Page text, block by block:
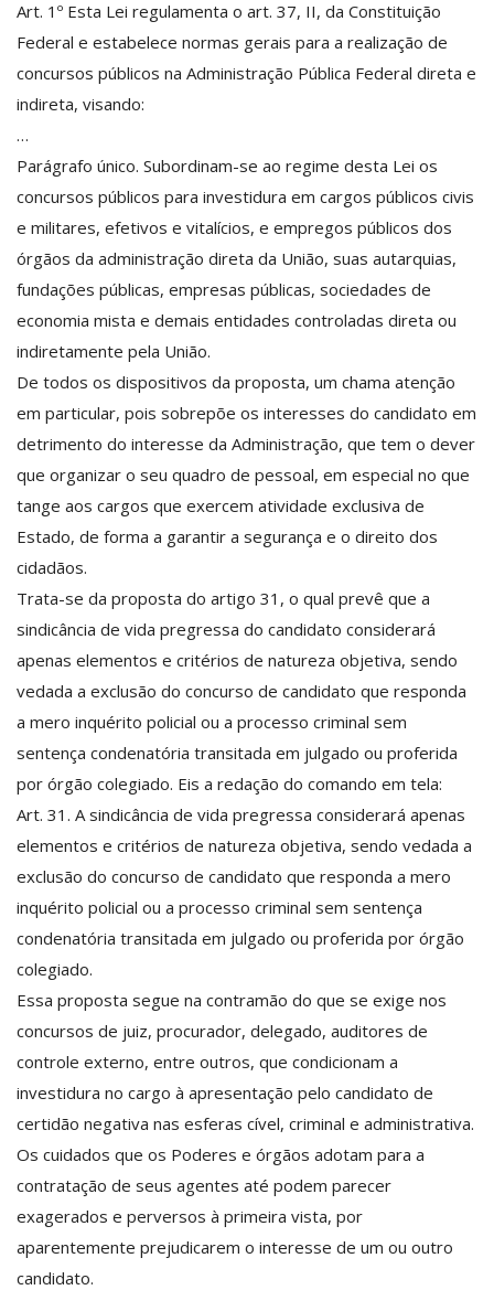
Art. 1º Esta Lei regulamenta o art. 37, II, da Constituição
Federal e estabelece normas gerais para a realização de
concursos públicos na Administração Pública Federal direta e
indireta, visando:
…
Parágrafo único. Subordinam-se ao regime desta Lei os
concursos públicos para investidura em cargos públicos civis
e militares, efetivos e vitalícios, e empregos públicos dos
órgãos da administração direta da União, suas autarquias,
fundações públicas, empresas públicas, sociedades de
economia mista e demais entidades controladas direta ou
indiretamente pela União.
De todos os dispositivos da proposta, um chama atenção
em particular, pois sobrepõe os interesses do candidato em
detrimento do interesse da Administração, que tem o dever
que organizar o seu quadro de pessoal, em especial no que
tange aos cargos que exercem atividade exclusiva de
Estado, de forma a garantir a segurança e o direito dos
cidadãos.
Trata-se da proposta do artigo 31, o qual prevê que a
sindicância de vida pregressa do candidato considerará
apenas elementos e critérios de natureza objetiva, sendo
vedada a exclusão do concurso de candidato que responda
a mero inquérito policial ou a processo criminal sem
sentença condenatória transitada em julgado ou proferida
por órgão colegiado. Eis a redação do comando em tela:
Art. 31. A sindicância de vida pregressa considerará apenas
elementos e critérios de natureza objetiva, sendo vedada a
exclusão do concurso de candidato que responda a mero
inquérito policial ou a processo criminal sem sentença
condenatória transitada em julgado ou proferida por órgão
colegiado.
Essa proposta segue na contramão do que se exige nos
concursos de juiz, procurador, delegado, auditores de
controle externo, entre outros, que condicionam a
investidura no cargo à apresentação pelo candidato de
certidão negativa nas esferas cível, criminal e administrativa.
Os cuidados que os Poderes e órgãos adotam para a
contratação de seus agentes até podem parecer
exagerados e perversos à primeira vista, por
aparentemente prejudicarem o interesse de um ou outro
candidato.